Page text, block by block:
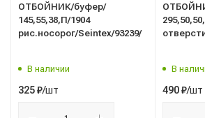
ОТБОЙНИК/буфер/
145,55,38,П/1904
рис.носорог/Seintex/93239/
В наличии
325₽/шт
В
490₽/шт